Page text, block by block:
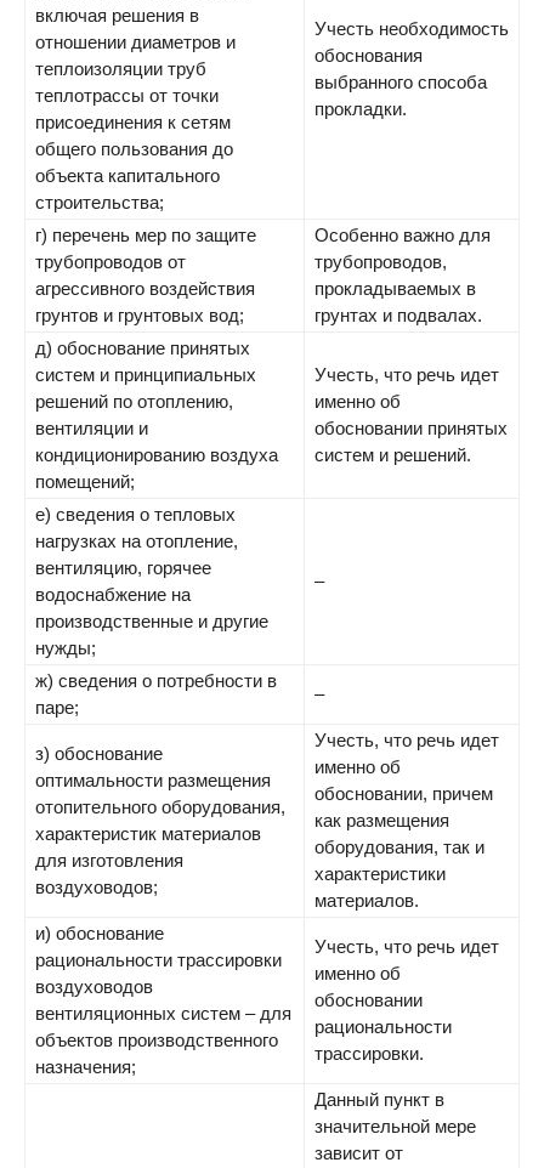
включая решения в
отношении диаметров и
теплоизоляции труб
теплотрассы от точки
присоединения к сетям
общего пользования до
объекта капитального
строительства;
Учесть необходимость
обоснования
выбранного способа
прокладки.
г) перечень мер по защите
трубопроводов от
агрессивного воздействия
грунтов и грунтовых вод;
Особенно важно для
трубопроводов,
прокладываемых в
грунтах и подвалах.
д) обоснование принятых
систем и принципиальных
решений по отоплению,
вентиляции и
кондиционированию воздуха
помещений;
Учесть, что речь идет
именно об
обосновании принятых
систем и решений.
е) сведения о тепловых
нагрузках на отопление,
вентиляцию, горячее
водоснабжение на
производственные и другие
нужды;
–
ж) сведения о потребности в
паре;
–
з) обоснование
оптимальности размещения
отопительного оборудования,
характеристик материалов
для изготовления
воздуховодов;
Учесть, что речь идет
именно об
обосновании, причем
как размещения
оборудования, так и
характеристики
материалов.
и) обоснование
рациональности трассировки
воздуховодов
вентиляционных систем – для
объектов производственного
назначения;
Учесть, что речь идет
именно об
обосновании
рациональности
трассировки.
Данный пункт в
значительной мере
зависит от